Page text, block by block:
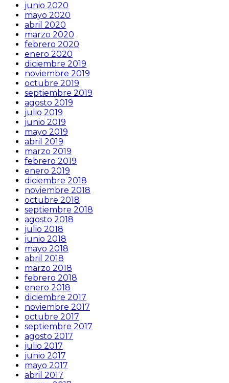
junio 2020
mayo 2020
abril 2020
marzo 2020
febrero 2020
enero 2020
diciembre 2019
noviembre 2019
octubre 2019
septiembre 2019
agosto 2019
julio 2019
junio 2019
mayo 2019
abril 2019
marzo 2019
febrero 2019
enero 2019
diciembre 2018
noviembre 2018
octubre 2018
septiembre 2018
agosto 2018
julio 2018
junio 2018
mayo 2018
abril 2018
marzo 2018
febrero 2018
enero 2018
diciembre 2017
noviembre 2017
octubre 2017
septiembre 2017
agosto 2017
julio 2017
junio 2017
mayo 2017
abril 2017